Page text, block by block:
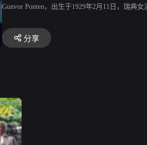
Gunvor Ponten，出生于1929年2月11日，瑞典女
分享